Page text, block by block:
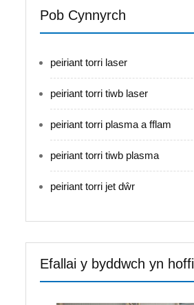
Pob Cynnyrch
peiriant torri laser
peiriant torri tiwb laser
peiriant torri plasma a fflam
peiriant torri tiwb plasma
peiriant torri jet dŵr
Efallai y byddwch yn hoffi